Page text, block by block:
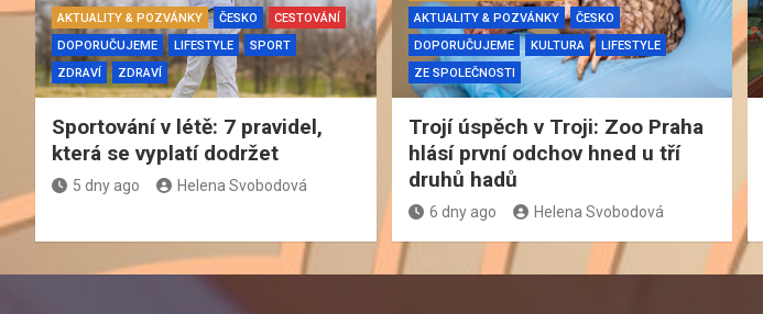
AKTUALITY & POZVÁNKY ČESKO
CESTOVÁNÍ
DOPORUČUJEME
LIFESTYLE
SPORT
ZDRAVÍ
ZDRAVÍ
Sportování v létě: 7 pravidel,
která se vyplatí dodržet
5 dny ago Helena Svobodová
AKTUALITY & POZVÁNKY
ČESKO
DOPORUČUJEME
KULTURA
LIFESTYLE
ZE SPOLEČNOSTI
Trojí úspěch v Troji: Zoo Praha
hlásí první odchov hned u tří
druhů hadů
6 dny ago Helena Svobodová